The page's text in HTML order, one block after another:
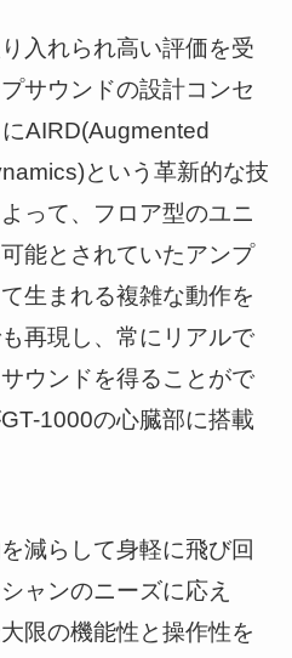
入れられ高い評価を受
サウンドの設計コンセ
AIRD(Augmented
という革新的な技
って、フロア型のユニ
能とされていたアンプ
生まれる複雑な動作を
再現し、常にリアルで
ウンドを得ることがで
1000の心臓部に搭載
減らして身軽に飛び回
ャンのニーズに応え
限の機能性と操作性を